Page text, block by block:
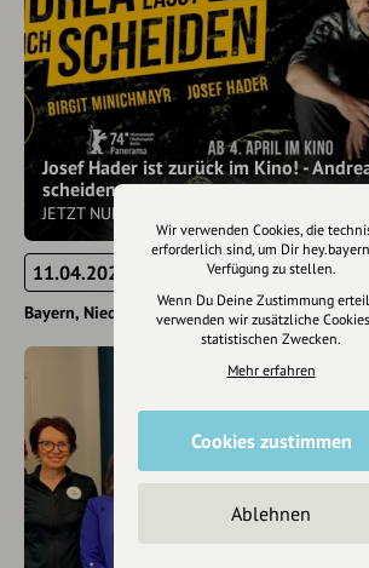
Josef Hader ist zurück im Kino! -
scheiden
JETZT NUR im Kino!
11.04.2024
Bayern Niederösterreich
Wir verwenden Cookies, die
erforderlich sind, um Dir
Verfügung zu stellen.
Wenn Du Deine Zustimmung
verwenden wir zusätzliche
statistischen Zwecken.
Mehr erfahren
Cookies zustimmen
Ablehnen